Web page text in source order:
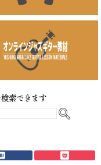
索できます